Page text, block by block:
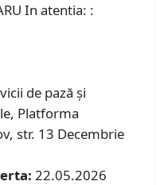
In atentia: :
de pază și
Platforma
str. 13 Decembrie
22.05.2026